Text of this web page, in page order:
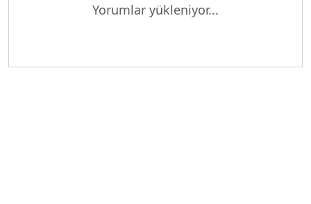
Yorumlar yükleniyor...